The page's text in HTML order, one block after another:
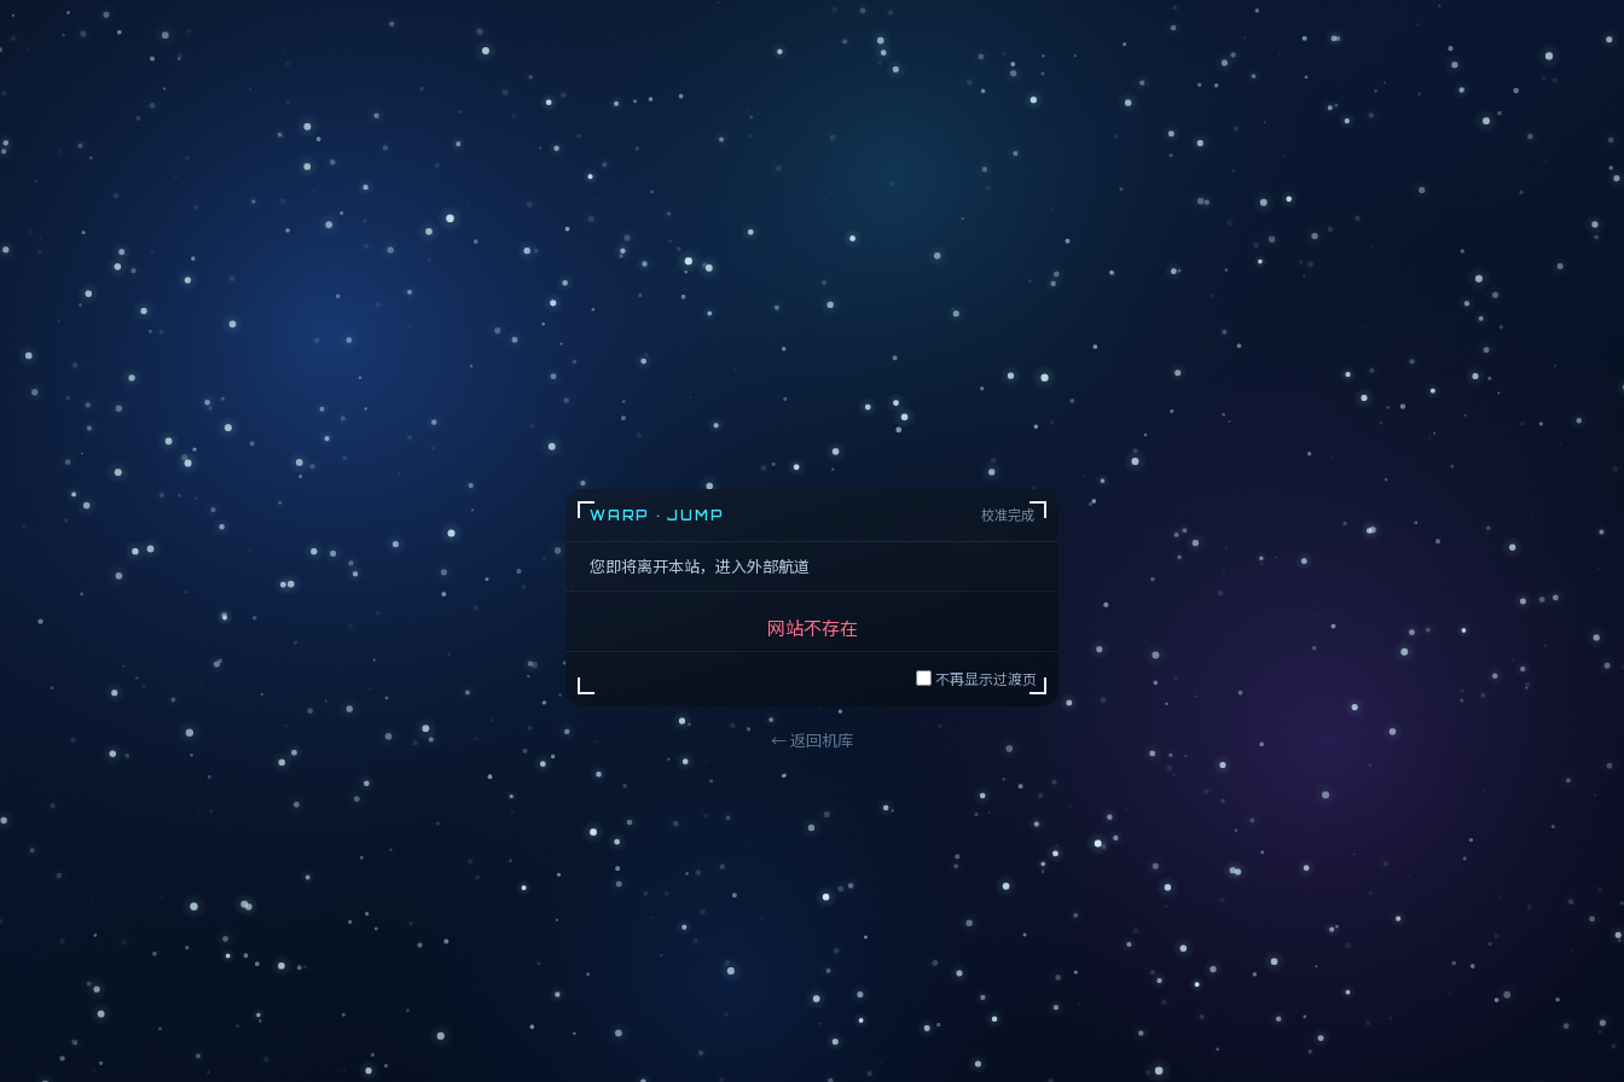
WARP · JUMP 校准完成
您即将离开本站，进入外部航道
网站不存在
不再显示过渡页
← 返回机库